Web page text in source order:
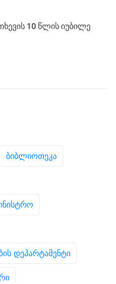
10 წლის იუბილე
ბიბლიოთეკა
დეპარტამენტი